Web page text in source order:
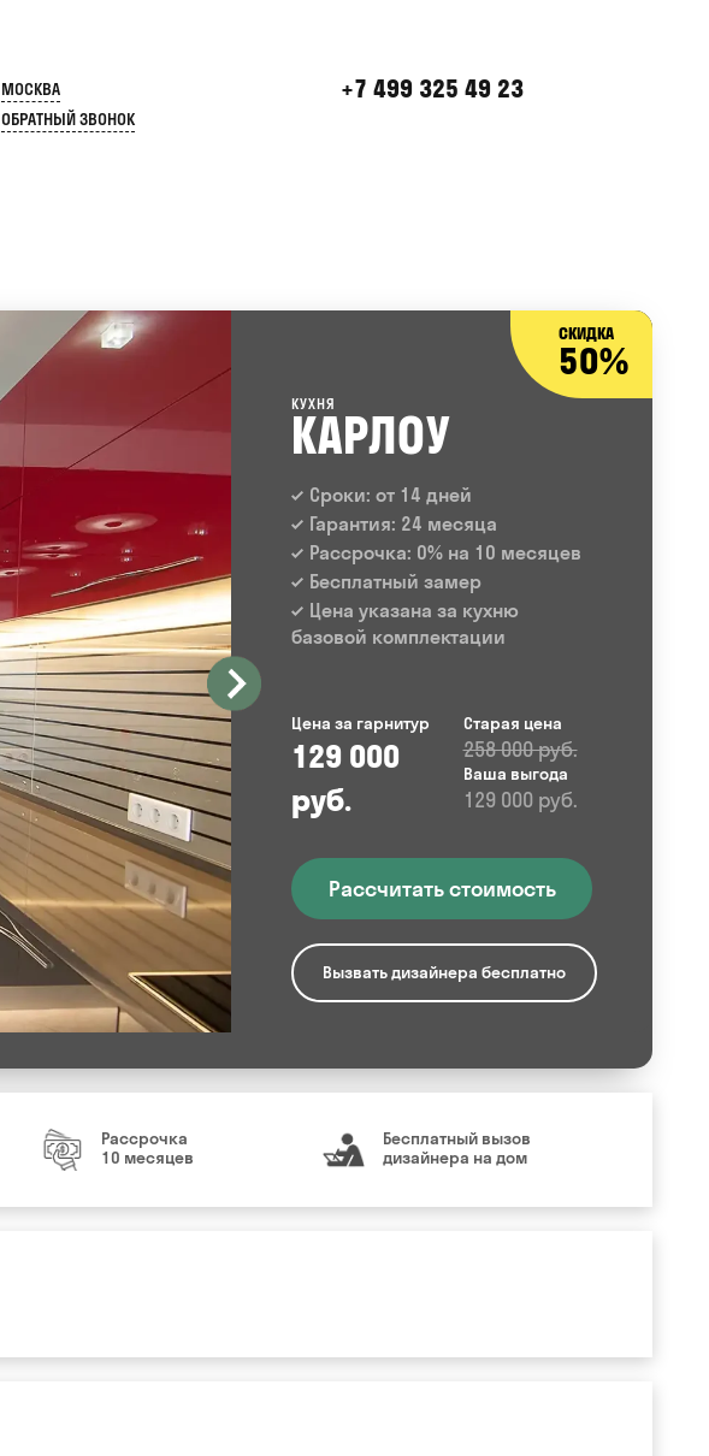
+7 499 325 49 23
МОСКВА
ОБРАТНЫЙ ЗВОНОК
СКИДКА
50%
КУХНЯ
КАРЛОУ
Сроки: от 14 дней
Гарантия: 24 месяца
Рассрочка: 0% на 10 месяцев
Бесплатный замер
Цена указана за кухню
базовой комплектации
Цена за гарнитур
129 000
руб.
Старая цена
258 000 руб.
Ваша выгода
129 000 руб.
Рассчитать стоимость
Вызвать дизайнера бесплатно
Рассрочка
10 месяцев
Бесплатный вызов
дизайнера на дом